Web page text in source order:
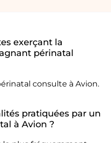
exerçant la
périnatal
consulte à Avion.
pratiquées par un
à Avion ?